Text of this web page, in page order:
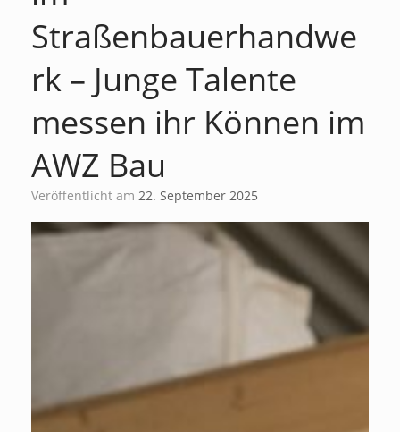
Straßenbauerhandwe
rk – Junge Talente
messen ihr Können im
AWZ Bau
Veröffentlicht am 22. September 2025